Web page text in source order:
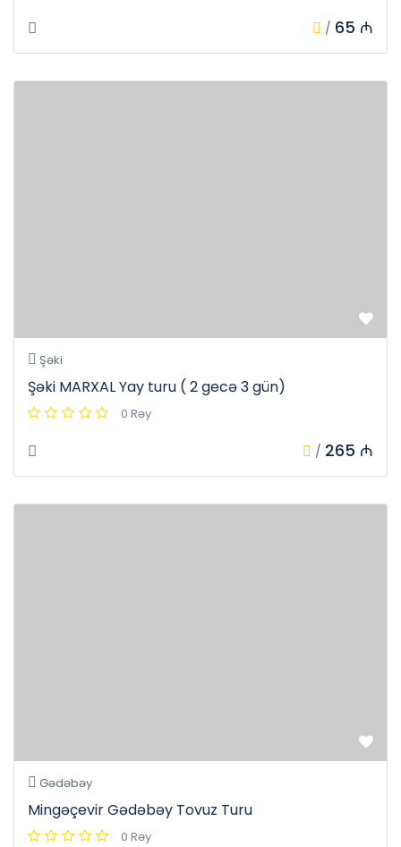
/ 65 ₼
Şəki
Şəki MARXAL Yay turu ( 2 gecə 3 gün)
0 Rəy
/ 265 ₼
Gədəbəy
Mingəçevir Gədəbəy Tovuz Turu
0 Rəy